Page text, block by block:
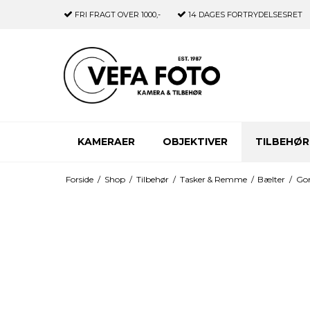
FRI FRAGT OVER 1000,- 14 DAGES FORTRYDELSESRET
KAMERAER OBJEKTIVER TILBEHØR
Forside / Shop / Tilbehør / Tasker & Remme / Bælter /